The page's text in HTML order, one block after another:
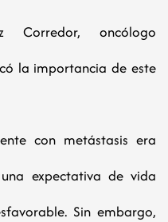
Corredor, oncólogo
la importancia de este
con metástasis era
expectativa de vida
Sin embargo,